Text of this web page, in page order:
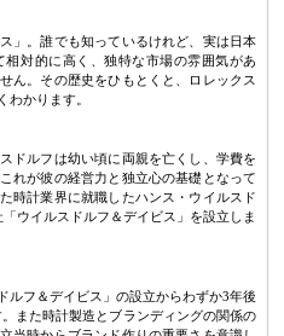
」。誰でも知っているけれど、実は日本
対的に高く、独特な市場の雰囲気があ
ん。その歴史をひもとくと、ロレックス
わかります。
ドルフは幼い頃に両親を亡くし、学費を
れが彼の経営力と独立心の基礎となって
時計業界に就職したハンス・ウイルスド
ウイルスドルフ＆デイビス」を設立しま
ルフ＆デイビス」の設立からわずか3年後
また時計製造とブランディングの関係の